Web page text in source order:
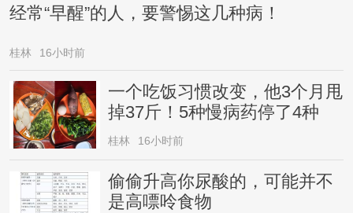
经常“早醒”的人，要警惕这几种病！
桂林 16小时前
一个吃饭习惯改变，他3个月甩
掉37斤！5种慢病药停了4种
桂林 16小时前
偷偷升高你尿酸的，可能并不
是高嘌呤食物